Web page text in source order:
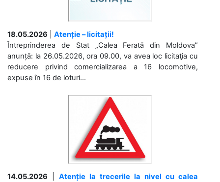
18.05.2026
Atenție – licitații!
Întreprinderea de Stat „Calea Ferată din Moldova”
anunță: la 26.05.2026, ora 09.00, va avea loc licitaţia cu
reducere privind comercializarea a 16 locomotive,
expuse în 16 de loturi...
14.05.2026
Atenție la trecerile la nivel cu calea